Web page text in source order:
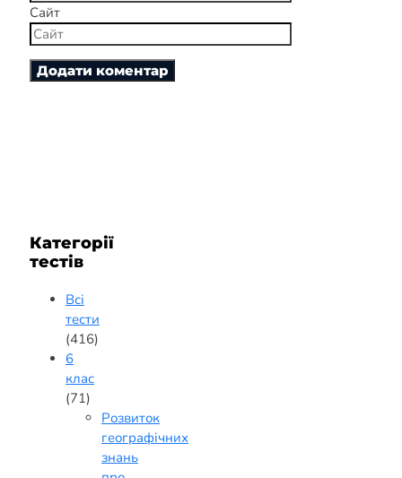
Сайт
Категорії
тестів
Всі
тести
(416)
6
клас
(71)
Розвиток
географічних
знань